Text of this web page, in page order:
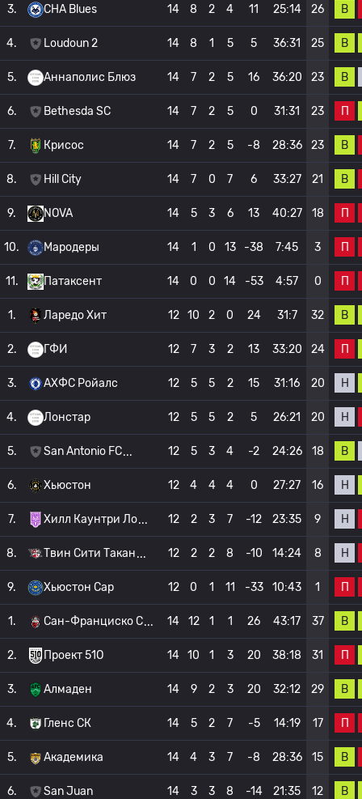
3. CHA Blues 14 8 2 4 11 25:14 26 В
4. Loudoun 2 14 8 1 5 5 36:31 25 В
5. Аннаполис Блюз 14 7 2 5 16 36:20 23 В
6. Bethesda SC 14 7 2 5 0 31:31 23 П
7. Крисос 14 7 2 5 -8 28:36 23 В
8. Hill City 14 7 0 7 6 33:27 21 В
9. NOVA 14 5 3 6 13 40:27 18 П
10. Мародеры 14 1 0 13 -38 7:45 3 П
11. Патаксент 14 0 0 14 -53 4:57 0 П
1. Ларедо Хит 12 10 2 0 24 31:7 32 В
2. ГФИ 12 7 3 2 13 33:20 24 П
3. АХФС Ройалс 12 5 5 2 15 31:16 20 Н
4. Лонстар 12 5 5 2 5 26:21 20 Н
5. San Antonio FC 12 5 3 4 -2 24:26 18 В
6. Хьюстон 12 4 4 4 0 27:27 16 Н
7. Хилл Каунтри Ло 12 2 3 7 -12 23:35 9 Н
8. Твин Сити Такан 12 2 2 8 -10 14:24 8 Н
9. Хьюстон Сар 12 0 1 11 -33 10:43 1 П
1. Сан-Франциско С 14 12 1 1 26 43:17 37 В
2. Проект 51О 14 10 1 3 20 38:18 31 П
3. Алмаден 14 9 2 3 20 32:12 29 В
4. Гленс СК 14 5 2 7 -5 14:19 17 П
5. Академика 14 4 3 7 -8 28:36 15 В
6. San Juan 14 3 3 8 -14 21:35 12 В